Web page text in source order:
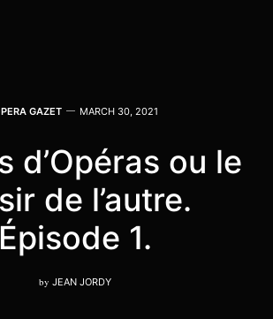
GAZET MARCH 30, 2021
d’Opéras ou le
de l’autre.
Épisode 1.
by JEAN JORDY